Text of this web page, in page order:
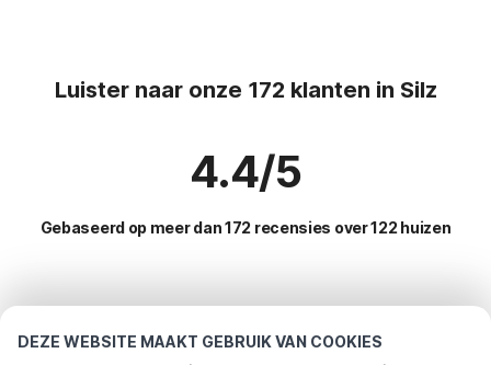
DEZE WEBSITE MAAKT GEBRUIK VAN COOKIES
Luister naar onze 172 klanten in Silz
4.4/5
Gebaseerd op meer dan 172 recensies over 122 huizen
vakantie